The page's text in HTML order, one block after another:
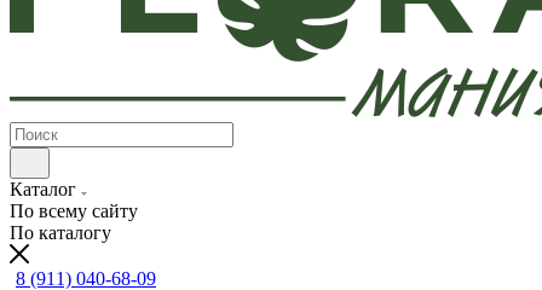
Каталог
По всему сайту
По каталогу
8 (911) 040-68-09